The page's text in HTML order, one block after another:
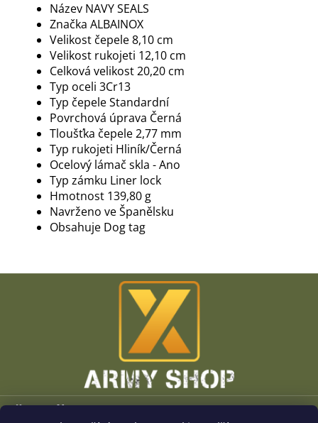
Název NAVY SEALS
Značka ALBAINOX
Velikost čepele 8,10 cm
Velikost rukojeti 12,10 cm
Celková velikost 20,20 cm
Typ oceli 3Cr13
Typ čepele Standardní
Povrchová úprava Černá
Tloušťka čepele 2,77 mm
Typ rukojeti Hliník/Černá
Ocelový lámač skla - Ano
Typ zámku Liner lock
Hmotnost 139,80 g
Navrženo ve Španělsku
Obsahuje Dog tag
Z
Vše o nákupu